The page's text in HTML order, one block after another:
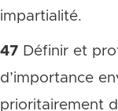
impartialité.
47 Définir et
d’importance
prioritairement